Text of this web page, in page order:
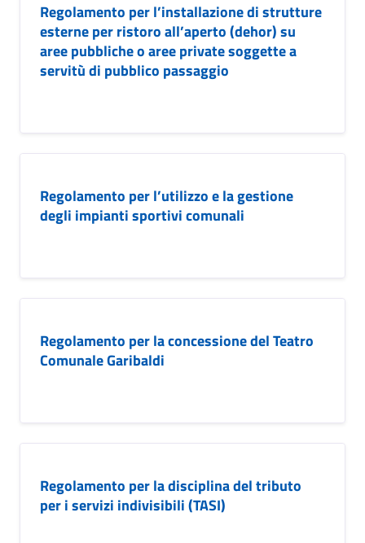
Regolamento per l’installazione di strutture
esterne per ristoro all’aperto (dehor) su
aree pubbliche o aree private soggette a
servitù di pubblico passaggio
Regolamento per l’utilizzo e la gestione
degli impianti sportivi comunali
Regolamento per la concessione del Teatro
Comunale Garibaldi
Regolamento per la disciplina del tributo
per i servizi indivisibili (TASI)